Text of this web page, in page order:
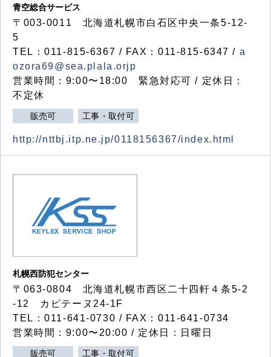
青空総合サービス
〒003-0011 北海道札幌市白石区中央一条5-12-
5
TEL：011-815-6367 / FAX：011-815-6347 / a
ozora69@sea.plala.orjp
営業時間：9:00〜18:00 緊急対応可 / 定休日：
不定休
販売可 工事・取付可
http://nttbj.itp.ne.jp/0118156367/index.html
札幌西防犯センター
〒063-0804 北海道札幌市西区二十四軒４条5-2
-12 カピテーヌ24-1F
TEL：011-641-0730 / FAX：011-641-0734
営業時間：9:00〜20:00 / 定休日：日曜日
販売可 工事・取付可